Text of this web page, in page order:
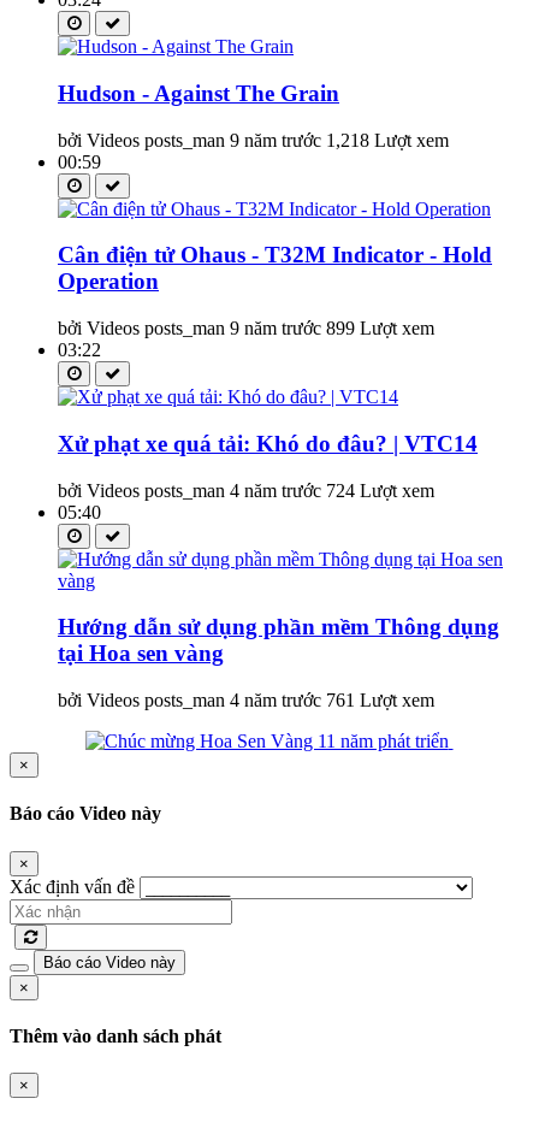
Hudson - Against The Grain
bởi Videos posts_man 9 năm trước 1,218 Lượt xem
00:59
Cân điện tử Ohaus - T32M Indicator - Hold
Operation
bởi Videos posts_man 9 năm trước 899 Lượt xem
03:22
Xử phạt xe quá tải: Khó do đâu? | VTC14
bởi Videos posts_man 4 năm trước 724 Lượt xem
05:40
Hướng dẫn sử dụng phần mềm Thông dụng
tại Hoa sen vàng
bởi Videos posts_man 4 năm trước 761 Lượt xem
×
Báo cáo Video này
×
Xác định vấn đề
Báo cáo Video này
×
Thêm vào danh sách phát
×